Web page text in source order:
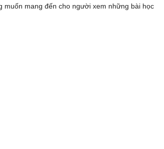
mang đến cho người xem những bài học